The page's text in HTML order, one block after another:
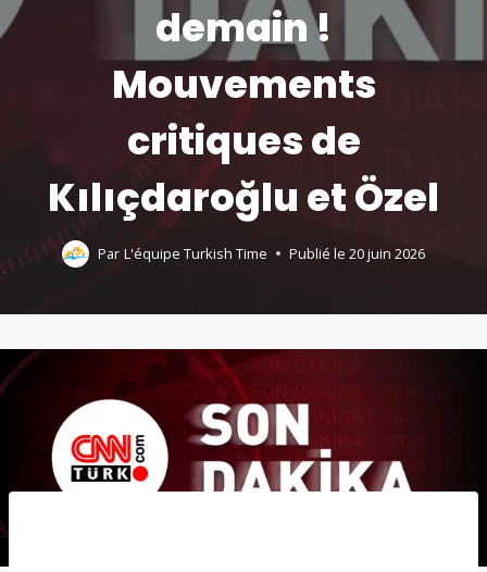
demain !
Mouvements
critiques de
Kılıçdaroğlu et Özel
Par L'équipe Turkish Time Publié le 20 juin 2026